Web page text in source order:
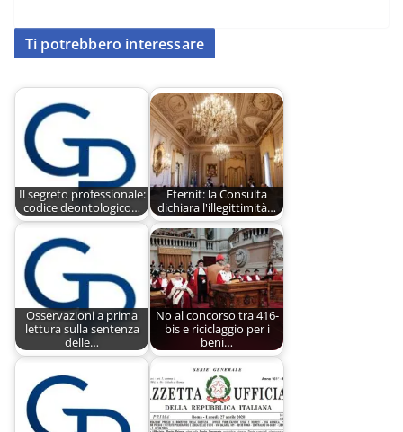
Ti potrebbero interessare
Il segreto professionale:
codice deontologico…
Eternit: la Consulta
dichiara l'illegittimità…
Osservazioni a prima
lettura sulla sentenza
delle…
No al concorso tra 416-
bis e riciclaggio per i
beni…